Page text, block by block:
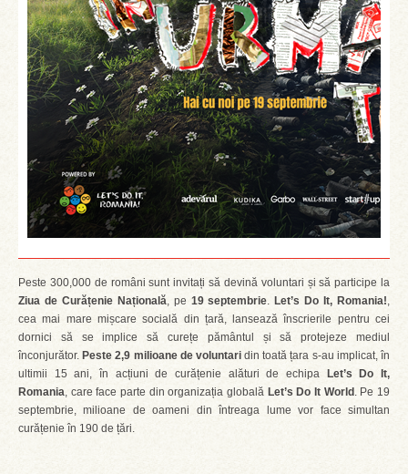
Peste 300,000 de români sunt invitați să devină voluntari și să participe la
Ziua de Curățenie Națională, pe 19 septembrie. Let’s Do It, Romania!,
cea mai mare mișcare socială din țară, lansează înscrierile pentru cei
dornici să se implice să curețe pământul și să protejeze mediul
înconjurător. Peste 2,9 milioane de voluntaridin toată țara s-au implicat, în
ultimii 15 ani, în acțiuni de curățenie alături de echipa
Let’s Do It,
Romania, care face parte din organizația globală Let’s Do It World . Pe 19
septembrie, milioane de oameni din întreaga lume vor face simultan
curățenie în 190 de țări.